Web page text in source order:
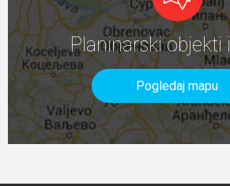
Planinarski objekti
Pogledaj mapu